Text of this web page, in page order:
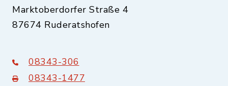
Marktoberdorfer Straße 4
87674 Ruderatshofen
08343-306
08343-1477